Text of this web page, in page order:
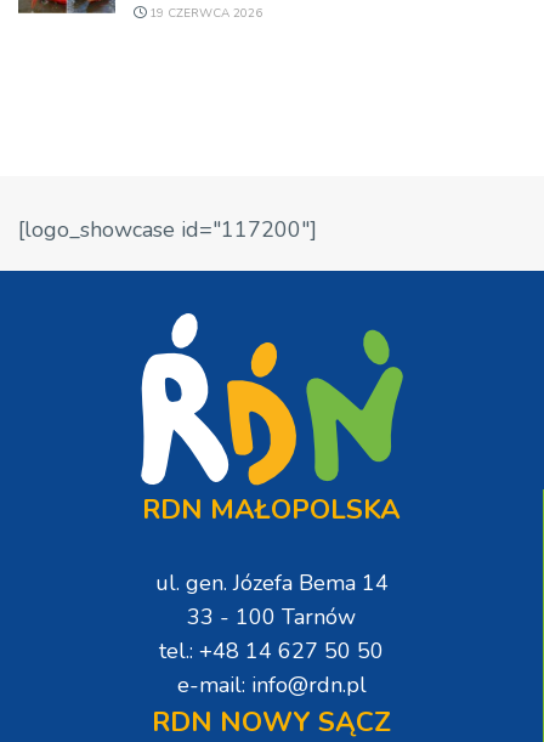
19 CZERWCA 2026
[logo_showcase id="117200"]
RDN MAŁOPOLSKA
ul. gen. Józefa Bema 14
33 - 100 Tarnów
tel.: +48 14 627 50 50
e-mail: info@rdn.pl
RDN NOWY SĄCZ